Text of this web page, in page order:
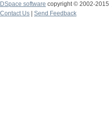
DSpace software copyright © 2002-2015
Contact Us
Send Feedback